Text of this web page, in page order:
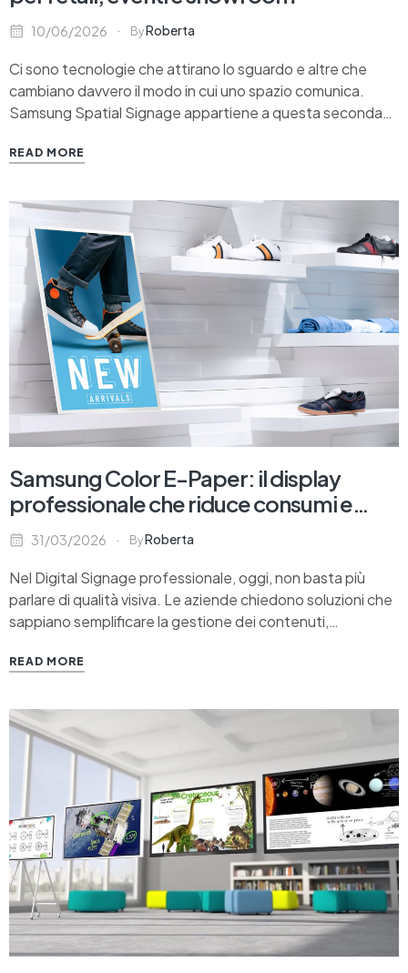
10/06/2026 ByRoberta
Ci sono tecnologie che attirano lo sguardo e altre che
cambiano davvero il modo in cui uno spazio comunica.
Samsung Spatial Signage appartiene a questa seconda
display professionale 3D di Samsung introduce una
READ MORE
Samsung Color E-Paper: il display
professionale che riduce consumi e
complessità operativa
31/03/2026 ByRoberta
Nel Digital Signage professionale, oggi, non basta più
parlare di qualità visiva. Le aziende chiedono soluzioni che
sappiano semplificare la gestione dei contenuti,
senza sacrificare chiarezza, riconoscibilità e presidio del
Samsung Color E-Paper, il display…
READ MORE